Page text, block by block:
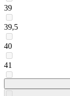
39
39,5
40
41